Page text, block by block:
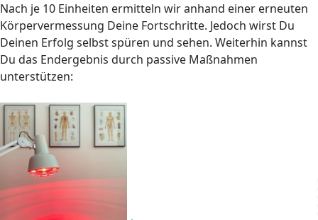
Nach je 10 Einheiten ermitteln wir anhand einer erneuten
Körpervermessung Deine Fortschritte. Jedoch wirst Du
Deinen Erfolg selbst spüren und sehen. Weiterhin kannst
Du das Endergebnis durch passive Maßnahmen
unterstützen: